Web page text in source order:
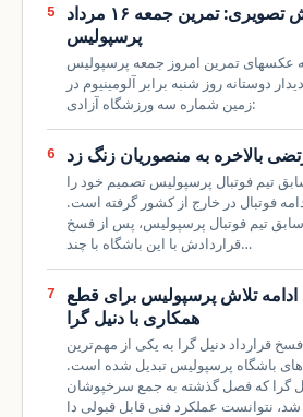
5
گزارش تصویری: تمرین جمعه ۱۶ مرداد
پرسپولیس
عکسهای تمرین امروز جمعه پرسپولیس
دوستانه روز شنبه برابر آلومینیوم در
زمین شماره سه ورزشگاه آزادی:
6
تیم فوتبال پرسپولیس تصمیم خود را
فوتبال در خارج از کشور گرفته است.
تیم فوتبال پرسپولیس، پس از فسخ
قراردادش با این باشگاه با چند…
7
ادامه تلاش پرسپولیس برای قطع
همکاری با دنیل گرا
فسخ قرارداد دنیل گرا به یکی از مهم‌ترین
باشگاه پرسپولیس تبدیل شده است.
گرا که فصل گذشته به جمع سرخپوشان